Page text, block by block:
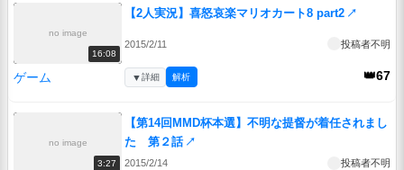
no image
16:08
【2人実況】喜怒哀楽マリオカート8 part2 ↗
2015/2/11 投稿者不明
ゲーム 👑67
▼詳細 解析
no image
3:27
【第14回MMD杯本選】不明な提督が着任されまし
た 第２話 ↗
2015/2/14 投稿者不明